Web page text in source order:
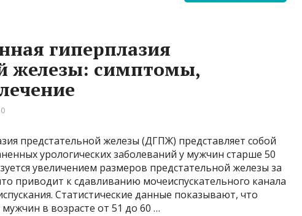
гиперплазия
железы: симптомы,
предстательной железы (ДГПЖ) представляет собой
урологических заболеваний у мужчин старше 50
увеличением размеров предстательной железы за
приводит к сдавливанию мочеиспускательного канала
Статистические данные показывают, что
в возрасте от 51 до 60 …